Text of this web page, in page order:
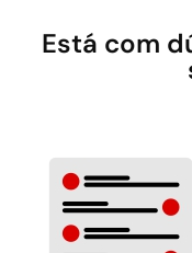
Está com